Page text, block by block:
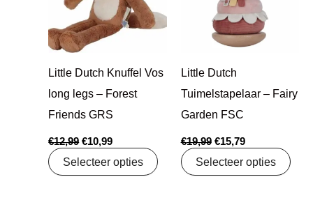
Little Dutch Knuffel Vos
long legs – Forest
Friends GRS
€12,99 €10,99
Selecteer opties
Little Dutch
Tuimelstapelaar – Fairy
Garden FSC
€19,99 €15,79
Selecteer opties